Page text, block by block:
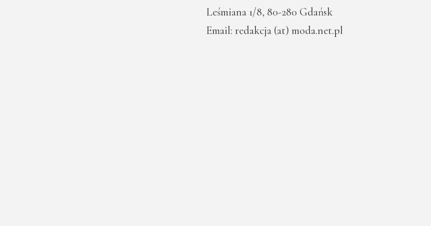
Leśmiana 1/8, 80-280 Gdańsk
Email: redakcja (at) moda.net.pl